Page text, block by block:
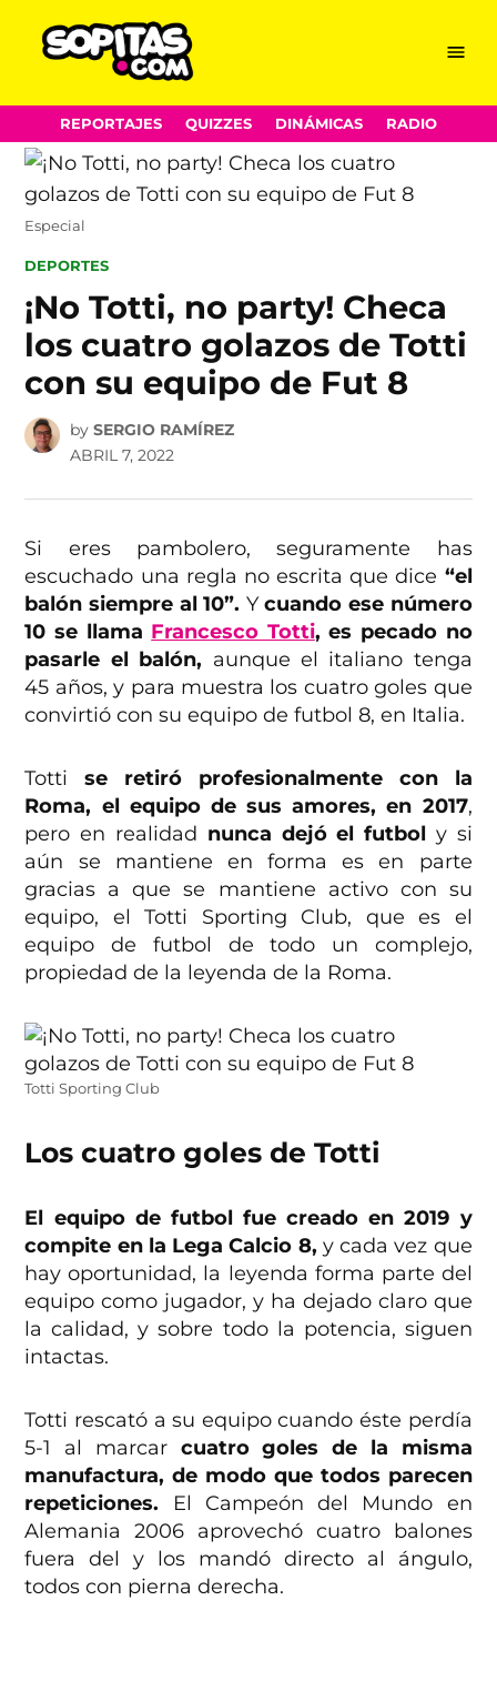
Skip
to
content
Menu
REPORTAJES QUIZZES DINÁMICAS RADIO
Especial
POSTED
DEPORTES
¡No Totti, no party! Checa
los cuatro golazos de Totti
con su equipo de Fut 8
by SERGIO RAMÍREZ
ABRIL 7, 2022
Si eres pambolero, seguramente has
escuchado una regla no escrita que dice “el
balón siempre al 10”. Ycuando ese número
10 se llama Francesco Totti, es pecado no
pasarle el balón, aunque el italiano tenga
45 años, y para muestra los cuatro goles que
convirtió con su equipo de futbol 8, en Italia.
Tottise retiró profesionalmente con la
Roma, el equipo de sus amores, en 2017,
pero en realidad nunca dejó el futbol y si
aún se mantiene en forma es en parte
gracias a que se mantiene activo con su
equipo, el Totti Sporting Club, que es el
equipo de futbol de todo un complejo,
propiedad de la leyenda de la Roma.
Totti Sporting Club
Los cuatro goles de Totti
El equipo de futbol fue creado en 2019 y
compite en la Lega Calcio 8, y cada vez que
hay oportunidad, la leyenda forma parte del
equipo como jugador, y ha dejado claro que
la calidad, y sobre todo la potencia, siguen
intactas.
Totti rescató a su equipo cuando éste perdía
5-1 al marcar cuatro goles de la misma
manufactura, de modo que todos parecen
repeticiones. El Campeón del Mundo en
Alemania 2006 aprovechó cuatro balones
fuera del y los mandó directo al ángulo,
todos con pierna derecha.